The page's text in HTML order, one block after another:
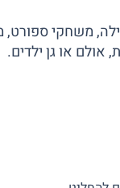
משחקי ספורט,
אולם או גן ילדים.